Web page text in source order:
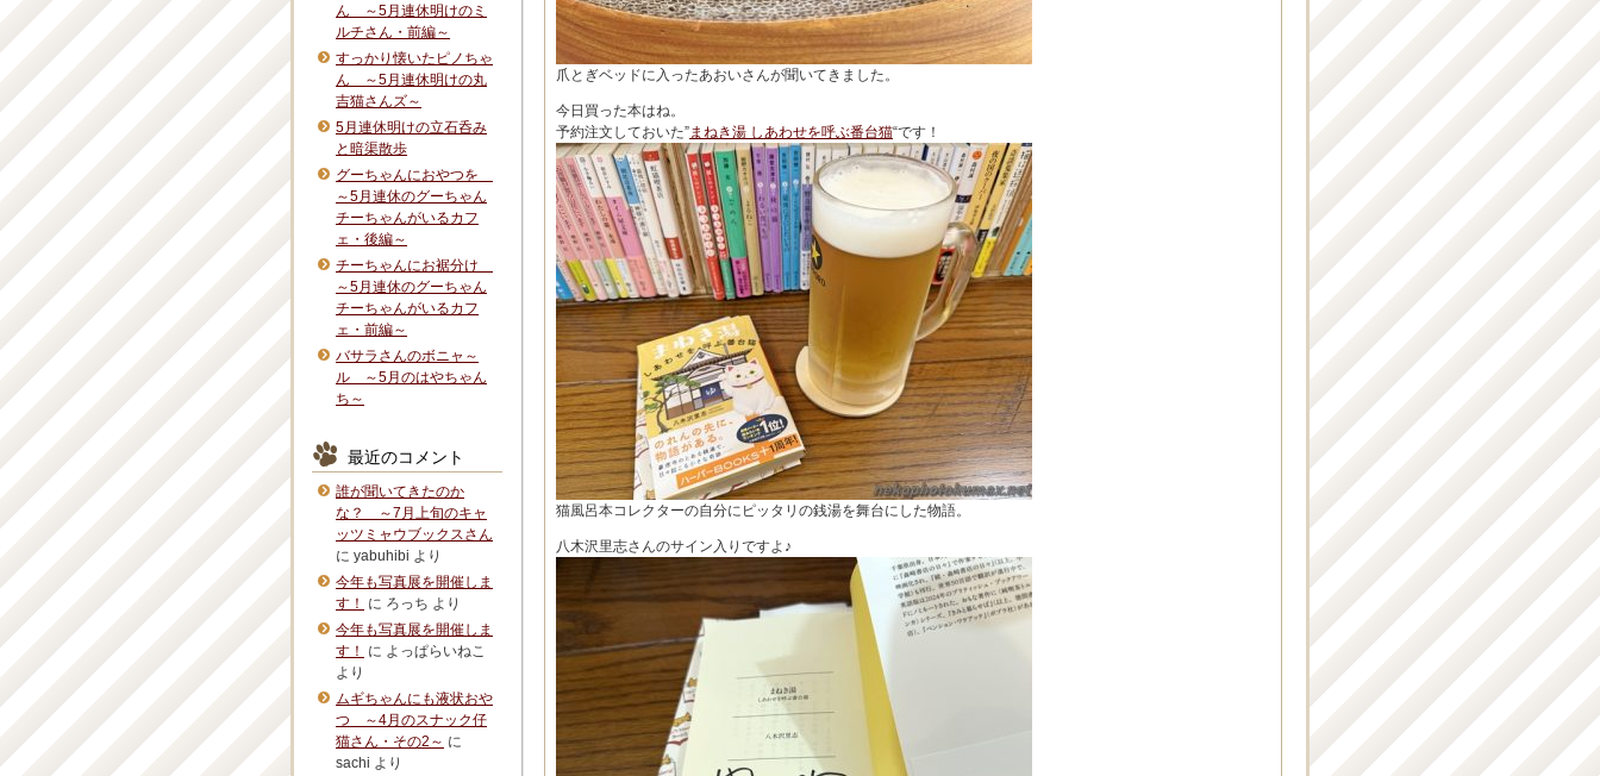
爪とぎベッドに入ったあおいさんが聞いてきました。
今日買った本はね。
予約注文しておいた”まねき湯 しあわせを呼ぶ番台猫“です！
猫風呂本コレクターの自分にピッタリの銭湯を舞台にした物語。
八木沢里志さんのサイン入りですよ♪
ん ～5月連休明けのミ
ルチさん・前編～
すっかり懐いたピノちゃ
ん ～5月連休明けの丸
吉猫さんズ～
5月連休明けの立石呑み
と暗渠散歩
グーちゃんにおやつを
～5月連休のグーちゃん
チーちゃんがいるカフ
ェ・後編～
チーちゃんにお裾分け
～5月連休のグーちゃん
チーちゃんがいるカフ
ェ・前編～
バサラさんのボニャ～
ル ～5月のはやちゃん
ち～
最近のコメント
誰が聞いてきたのか
な？ ～7月上旬のキャ
ッツミャウブックスさん
に yabuhibi より
今年も写真展を開催しま
す！
に ろっち より
今年も写真展を開催しま
す！
に よっぱらいねこ
より
ムギちゃんにも液状おや
つ ～4月のスナック仔
猫さん・その2～ に
sachi より